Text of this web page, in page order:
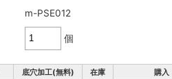
m-PSE012
個
底穴加工(無料) 在庫 購入